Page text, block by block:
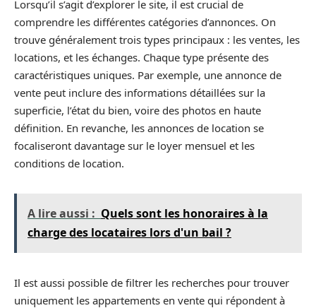
Lorsqu’il s’agit d’explorer le site, il est crucial de
comprendre les différentes catégories d’annonces. On
trouve généralement trois types principaux : les ventes, les
locations, et les échanges. Chaque type présente des
caractéristiques uniques. Par exemple, une annonce de
vente peut inclure des informations détaillées sur la
superficie, l’état du bien, voire des photos en haute
définition. En revanche, les annonces de location se
focaliseront davantage sur le loyer mensuel et les
conditions de location.
A lire aussi : Quels sont les honoraires à la
charge des locataires lors d'un bail ?
Il est aussi possible de filtrer les recherches pour trouver
uniquement les appartements en vente qui répondent à